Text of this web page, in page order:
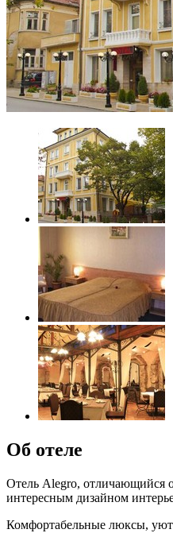
Об отеле
Отель Alegro, отличающийся
интересным дизайном
Комфортабельные люксы,